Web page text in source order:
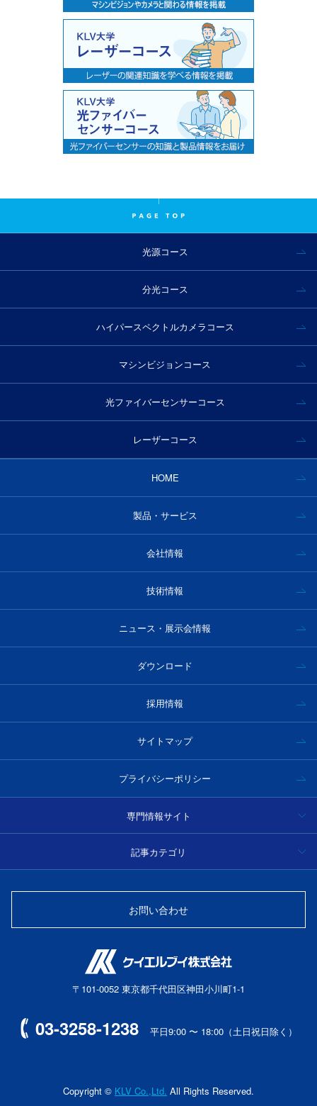
光源コース
分光コース
ハイパースペクトルカメラコース
マシンビジョンコース
光ファイバーセンサーコース
レーザーコース
HOME
製品・サービス
会社情報
技術情報
ニュース・展示会情報
ダウンロード
採用情報
サイトマップ
プライバシーポリシー
専門情報サイト
ハイパースペクトルカメラ事例集・技術情報
光学フィルター製品情報・技術情報
記事カテゴリ
分光
光源
光ファイバーセンサー
マシンビジョン
お問い合わせ
〒101-0052 東京都千代田区神田小川町1-1
03-3258-1238 平日9:00 〜 18:00（土日祝日除く）
Copyright © KLV Co.,Ltd. All Rights Reserved.